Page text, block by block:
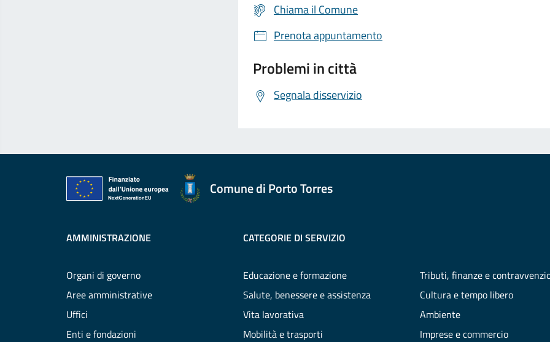
Chiama il Comune
Prenota appuntamento
Problemi in città
Segnala disservizio
Comune di Porto Torres
AMMINISTRAZIONE
Organi di governo
Aree amministrative
Uffici
Enti e fondazioni
CATEGORIE DI SERVIZIO
Educazione e formazione
Salute, benessere e assistenza
Vita lavorativa
Mobilità e trasporti
Tributi, finanze e
Cultura e tempo libero
Ambiente
Imprese e commercio